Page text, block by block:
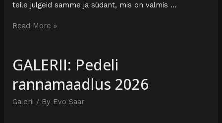
teile julgeid samme ja südant, mis on valmis …
Read More »
GALERII: Pedeli
rannamaadlus 2026
Galerii / By Evo Saar